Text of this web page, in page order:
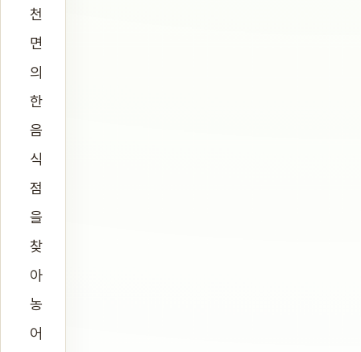
천
면
의
한
음
식
점
을
찾
아
농
어